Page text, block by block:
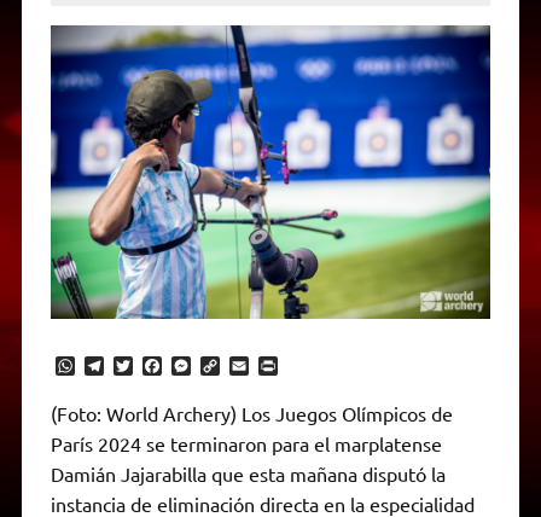
W
a
t
s
p
p
T
l
e
g
a
m
T
t
t
e
r
F
c
e
b
o
k
M
s
s
e
n
g
e
C
y
L
n
k
E
i
l
P
i
n
t
r
i
(Foto: World Archery) Los Juegos Olímpicos de
París 2024 se terminaron para el marplatense
Damián Jajarabilla que esta mañana disputó la
instancia de eliminación directa en la especialidad